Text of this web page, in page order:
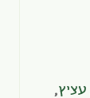
עציץ,